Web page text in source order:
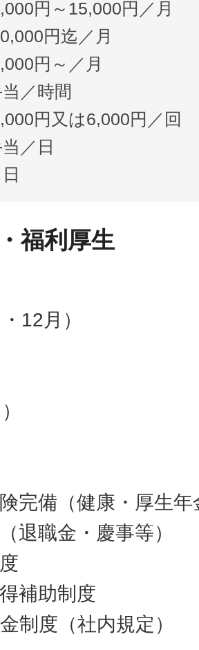
円～15,000円／月
円迄／月
円～／月
／時間
円又は6,000円／回
／日
福利厚生
12月）
完備（健康・厚生
退職金・慶事等）
補助制度
制度（社内規定）